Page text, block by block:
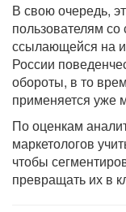
В свою очередь,
пользователям
ссылающейся на
России
обороты, в то
применяется уже
По оценкам
маркетологов
чтобы
превращать их в